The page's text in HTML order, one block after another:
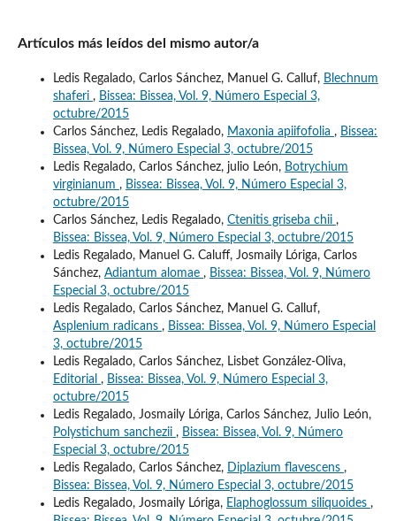
Artículos más leídos del mismo autor/a
Ledis Regalado, Carlos Sánchez, Manuel G. Calluf, Blechnum
shaferi , Bissea: Bissea, Vol. 9, Número Especial 3,
octubre/2015
Carlos Sánchez, Ledis Regalado, Maxonia apiifofolia , Bissea:
Bissea, Vol. 9, Número Especial 3, octubre/2015
Ledis Regalado, Carlos Sánchez, julio León, Botrychium
virginianum , Bissea: Bissea, Vol. 9, Número Especial 3,
octubre/2015
Carlos Sánchez, Ledis Regalado, Ctenitis griseba chii ,
Bissea: Bissea, Vol. 9, Número Especial 3, octubre/2015
Ledis Regalado, Manuel G. Caluff, Josmaily Lóriga, Carlos
Sánchez, Adiantum alomae , Bissea: Bissea, Vol. 9, Número
Especial 3, octubre/2015
Ledis Regalado, Carlos Sánchez, Manuel G. Calluf,
Asplenium radicans , Bissea: Bissea, Vol. 9, Número Especial
3, octubre/2015
Ledis Regalado, Carlos Sánchez, Lisbet González-Oliva,
Editorial , Bissea: Bissea, Vol. 9, Número Especial 3,
octubre/2015
Ledis Regalado, Josmaily Lóriga, Carlos Sánchez, Julio León,
Polystichum sanchezii , Bissea: Bissea, Vol. 9, Número
Especial 3, octubre/2015
Ledis Regalado, Carlos Sánchez,
Diplazium flavescens ,
Bissea: Bissea, Vol. 9, Número Especial 3, octubre/2015
Ledis Regalado, Josmaily Lóriga, Elaphoglossum siliquoides ,